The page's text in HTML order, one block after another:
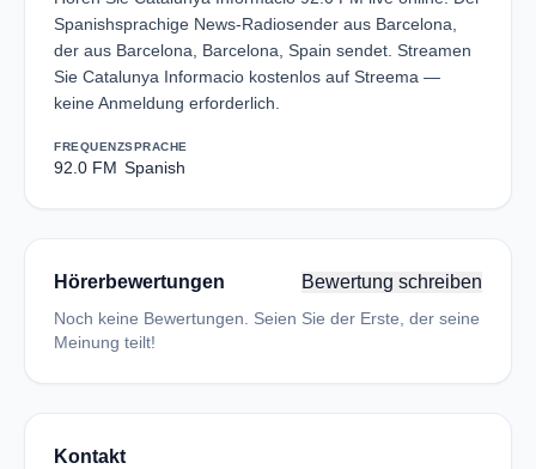
Spanishsprachige News-Radiosender aus Barcelona,
der aus Barcelona, Barcelona, Spain sendet. Streamen
Sie Catalunya Informacio kostenlos auf Streema —
keine Anmeldung erforderlich.
FREQUENZ
92.0 FM
SPRACHE
Spanish
Hörerbewertungen Bewertung schreiben
Noch keine Bewertungen. Seien Sie der Erste, der seine
Meinung teilt!
Kontakt